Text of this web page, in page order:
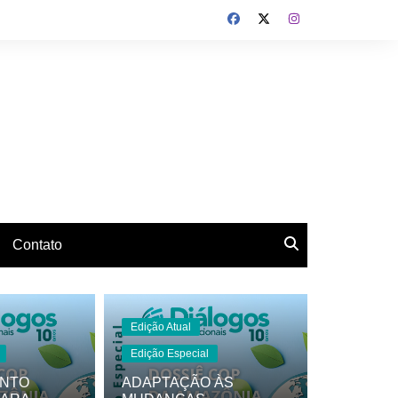
Contato
Edição Atual
Edição Especial
ADAPTAÇÃO ÀS